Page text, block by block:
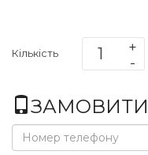
Кількість
ЗАМОВИТИ